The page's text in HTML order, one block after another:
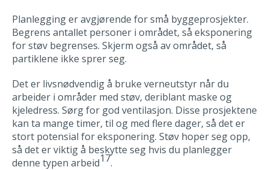
Planlegging er avgjørende for små byggeprosjekter.
Begrens antallet personer i området, så eksponering
for støv begrenses. Skjerm også av området, så
partiklene ikke sprer seg.
Det er livsnødvendig å bruke verneutstyr når du
arbeider i områder med støv, deriblant maske og
kjeledress. Sørg for god ventilasjon. Disse prosjektene
kan ta mange timer, til og med flere dager, så det er
stort potensial for eksponering. Støv hoper seg opp,
så det er viktig å beskytte seg hvis du planlegger
denne typen arbeid17.